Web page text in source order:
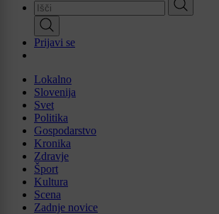
Prijavi se
Lokalno
Slovenija
Svet
Politika
Gospodarstvo
Kronika
Zdravje
Šport
Kultura
Scena
Zadnje novice